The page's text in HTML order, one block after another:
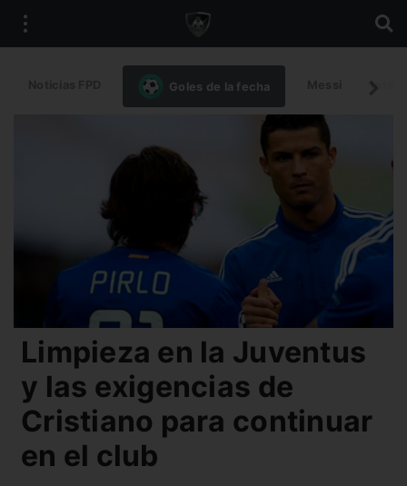
Goles de la fecha
Limpieza en la Juventus
y las exigencias de
Cristiano para continuar
en el club